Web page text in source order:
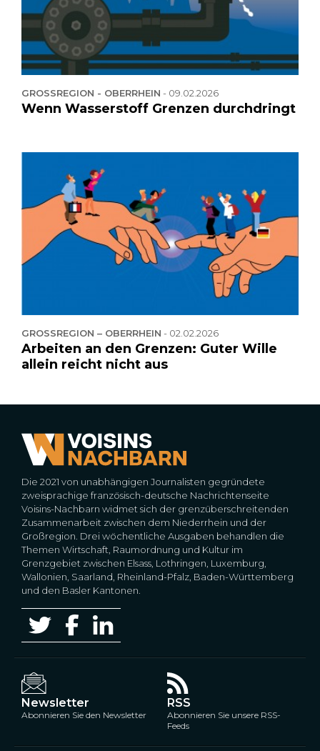
GROSSREGION - OBERRHEIN - 09.02.2026
Wenn Wasserstoff Grenzen durchdringt
GROSSREGION – OBERRHEIN - 02.02.2026
Arbeiten an den Grenzen: Guter Wille
allein reicht nicht aus
Die 2021 von unabhängigen Journalisten gegründete
zweisprachige französisch-deutsche Nachrichtenseite
Voisins-Nachbarn widmet sich der grenzüberschreitenden
Zusammenarbeit zwischen dem Niederrhein und der
Großregion. Drei wöchentliche Ausgaben behandlen die
Themen Wirtschaft, Raumordnung und Kultur im
Grenzgebiet zwischen Elsass, Lothringen, Luxemburg,
Wallonien, Saarland, Rheinland-Pfalz, Baden-Württemberg
und den Basler Kantonen.
Newsletter
Abonnieren Sie den Newsletter
RSS
Abonnieren Sie unsere RSS-
Feeds